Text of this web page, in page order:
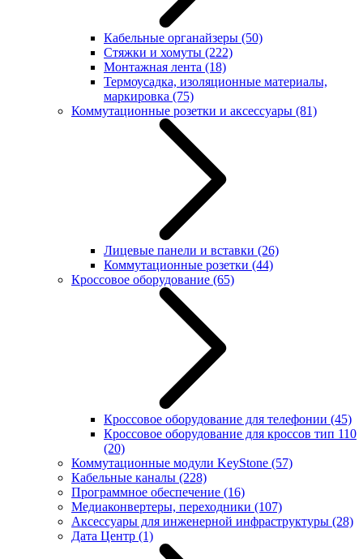
Кабельные органайзеры (50)
Стяжки и хомуты (222)
Монтажная лента (18)
Термоусадка, изоляционные материалы,
маркировка (75)
Коммутационные розетки и аксессуары (81)
Лицевые панели и вставки (26)
Коммутационные розетки (44)
Кроссовое оборудование (65)
Кроссовое оборудование для телефонии (45)
Кроссовое оборудование для кроссов тип 110
(20)
Коммутационные модули KeyStone (57)
Кабельные каналы (228)
Программное обеспечение (16)
Медиаконвертеры, переходники (107)
Аксессуары для инженерной инфраструктуры (28)
Дата Центр (1)